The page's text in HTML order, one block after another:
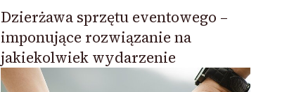
Dzierżawa sprzętu eventowego –
imponujące rozwiązanie na
jakiekolwiek wydarzenie